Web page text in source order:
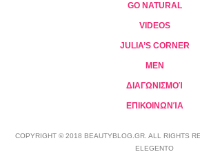
GO NATURAL
VIDEOS
JULIA’S CORNER
MEN
ΔΙΑΓΩΝΙΣΜΟΊ
ΕΠΙΚΟΙΝΩΝΊΑ
COPYRIGHT © 2018 BEAUTYBLOG.GR. ALL RIGHTS
ELEGENTO